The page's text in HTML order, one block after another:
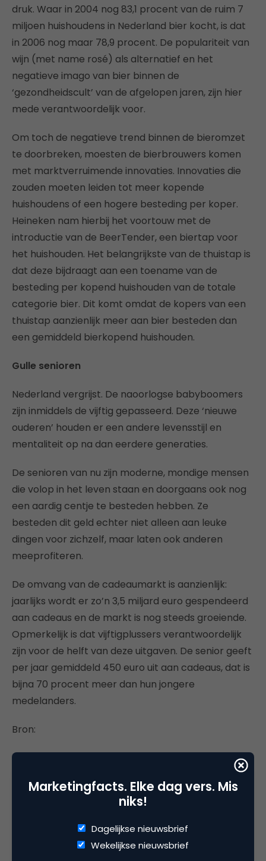
druk. Waar in 2004 nog 83,1 procent van de ruim 7
miljoen huishoudens in Nederland bier kocht, is dat
in 2006 nog maar 78,9 procent. De populariteit van
wijn (met name rosé) als alternatief en het
negatieve imago van bier binnen de
‘gezondheidscult’ van de afgelopen jaren, zijn hier
mede verantwoordelijk voor.
Om toch de negatieve trend binnen de bieromzet
te doorbreken, moesten de bierbrouwers komen
met marktverruimende innovaties. Innovaties die
zouden moeten leiden tot meer kopende
huishoudens of een hogere besteding per koper.
Heineken nam hierbij het voortouw met de
introductie van de BeerTender, een biertap voor
het huishouden. Het belangrijkste van de thuistap is
dat deze bijdraagt aan een toename van de
besteding per kopend huishouden van de totale
categorie bier. Dit komt omdat de kopers van een
thuistap aanzienlijk meer aan bier besteden dan
een gemiddeld bierkopend huishouden.
Gulle senioren
Nederland vergrijst. De naoorlogse babyboomers
zijn inmiddels de vijftig gepasseerd. Deze ‘nieuwe
ouderen’ houden er een andere levensstijl en
mentaliteit op na dan eerdere generaties.
De senioren van nu zijn moderne, mondige mensen
die volop in het leven staan en doorgaans ook nog
een aardig centje te besteden hebben. Ze
besteden dit geld echter niet alleen aan leuke
dingen voor zichzelf, maar laten ook anderen
meeprofiteren.
De omvang van de cadeaumarkt is aanzienlijk:
jaarlijks wordt er zo’n 3,5 miljard euro gespendeerd
aan cadeaus en de markt is nog steeds groeiende.
Opmerkelijk is dat vijftigplussers verantwoordelijk
zijn voor de helft van deze uitgaven. De senior geeft
per jaar gemiddeld 450 euro uit aan cadeaus, dat is
bijna 70 procent meer dan hun jongere
medelanders.
Bron:
http://www.marketingonline.nl/researchbase/
Marketingfacts. Elke dag vers. Mis
niks!
Dagelijkse nieuwsbrief
Wekelijkse nieuwsbrief